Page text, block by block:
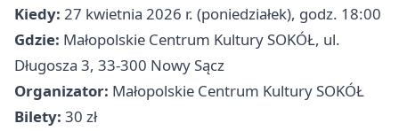
Kiedy: 27 kwietnia 2026 r. (poniedziałek), godz. 18:00
Gdzie: Małopolskie Centrum Kultury SOKÓŁ, ul.
Długosza 3, 33-300 Nowy Sącz
Organizator: Małopolskie Centrum Kultury SOKÓŁ
Bilety: 30 zł